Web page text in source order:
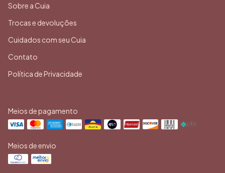
Sobre a Cuia
Trocas e devoluções
Cuidados com seu Cuia
Contato
Política de Privacidade
Meios de pagamento
Meios de envio